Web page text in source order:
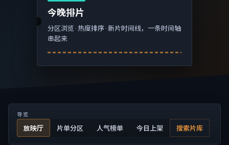
今晚排片
分区浏览 · 热度排序 · 新片时间线，一条时间轴
串起来
导览
放映厅 片单分区 人气榜单 今日上架 搜索片库